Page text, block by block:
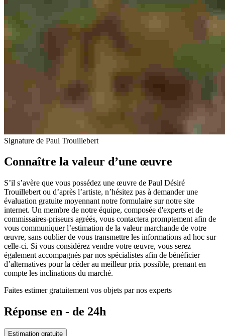
Signature de Paul Trouillebert
Connaître la valeur d’une œuvre
S’il s’avère que vous possédez une œuvre de Paul Désiré
Trouillebert ou d’après l’artiste, n’hésitez pas à demander une
évaluation gratuite moyennant notre formulaire sur notre site
internet. Un membre de notre équipe, composée d'experts et de
commissaires-priseurs agréés, vous contactera promptement afin de
vous communiquer l’estimation de la valeur marchande de votre
œuvre, sans oublier de vous transmettre les informations ad hoc sur
celle-ci. Si vous considérez vendre votre œuvre, vous serez
également accompagnés par nos spécialistes afin de bénéficier
d’alternatives pour la céder au meilleur prix possible, prenant en
compte les inclinations du marché.
Faites estimer gratuitement vos objets par nos experts
Réponse en - de 24h
Estimation gratuite